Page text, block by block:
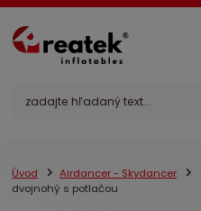
Úvod Airdancer - Skydancer
dvojnohý s potlačou